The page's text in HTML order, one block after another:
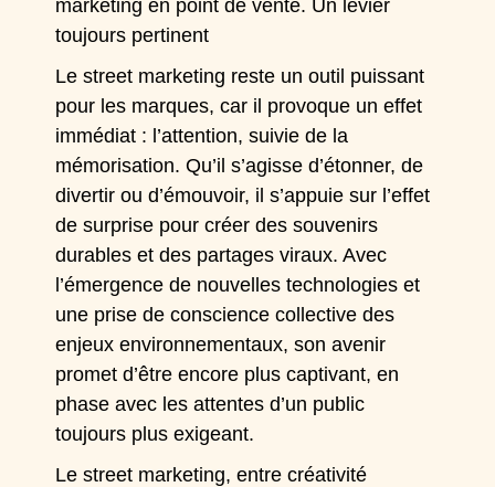
marketing en point de vente. Un levier
toujours pertinent
Le street marketing reste un outil puissant
pour les marques, car il provoque un effet
immédiat : l’attention, suivie de la
mémorisation. Qu’il s’agisse d’étonner, de
divertir ou d’émouvoir, il s’appuie sur l’effet
de surprise pour créer des souvenirs
durables et des partages viraux. Avec
l’émergence de nouvelles technologies et
une prise de conscience collective des
enjeux environnementaux, son avenir
promet d’être encore plus captivant, en
phase avec les attentes d’un public
toujours plus exigeant.
Le street marketing, entre créativité